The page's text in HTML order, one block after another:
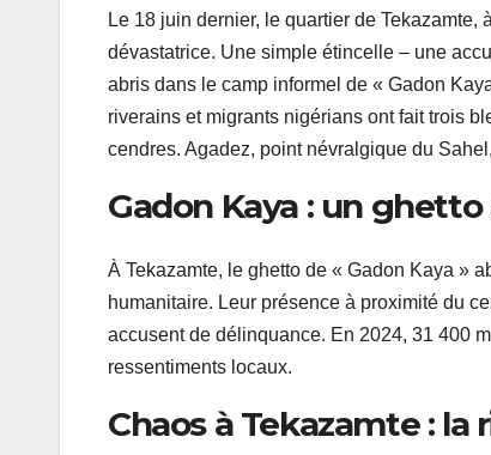
Le 18 juin dernier, le quartier de Tekazamte,
dévastatrice. Une simple étincelle – une
abris dans le camp informel de « Gadon
riverains et migrants nigérians ont fait trois
cendres. Agadez, point névralgique du
Gadon Kaya : un
À Tekazamte, le ghetto de « Gadon Kaya »
humanitaire. Leur présence à proximité du
accusent de délinquance. En 2024, 31 400
ressentiments locaux.
Chaos à Tekazamte :